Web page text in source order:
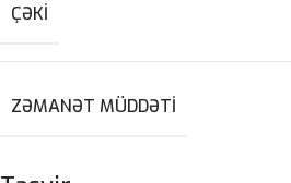
ÇƏKI
ZƏMANƏT MÜDDƏTI